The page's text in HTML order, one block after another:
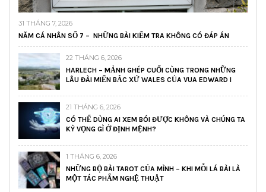
31 THÁNG 7, 2026
NĂM CÁ NHÂN SỐ 7 – NHỮNG BÀI KIỂM TRA KHÔNG CÓ ĐÁP ÁN
22 THÁNG 6, 2026
HARLECH – MẢNH GHÉP CUỐI CÙNG TRONG NHỮNG
LÂU ĐÀI MIẾN BẮC XỨ WALES CỦA VUA EDWARD I
21 THÁNG 6, 2026
CÓ THỂ DÙNG AI XEM BÓI ĐƯỢC KHÔNG VÀ CHÚNG TA
KỲ VỌNG GÌ Ở ĐỊNH MỆNH?
1 THÁNG 6, 2026
NHỮNG BỘ BÀI TAROT CỦA MÌNH – KHI MỖI LÁ BÀI LÀ
MỘT TÁC PHẨM NGHỆ THUẬT